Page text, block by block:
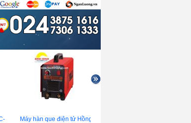
Máy hàn que điện tử Hồng